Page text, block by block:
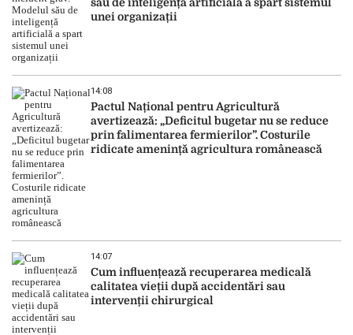
unei organizații
14:08
Pactul Național pentru Agricultură
avertizează: „Deficitul bugetar nu se reduce
prin falimentarea fermierilor”. Costurile
ridicate amenință agricultura românească
14:07
Cum influențează recuperarea medicală
calitatea vieții după accidentări sau
intervenții chirurgical